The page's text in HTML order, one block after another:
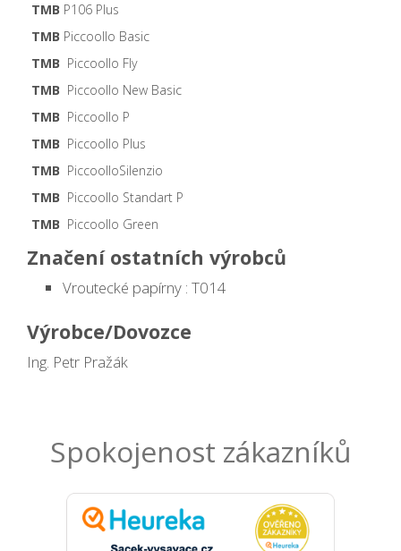
TMB P106 Plus
TMB Piccoollo Basic
TMB Piccoollo Fly
TMB Piccoollo New Basic
TMB Piccoollo P
TMB Piccoollo Plus
TMB PiccoolloSilenzio
TMB Piccoollo Standart P
TMB Piccoollo Green
Značení ostatních výrobců
Vroutecké papírny : T014
Výrobce/Dovozce
Ing. Petr Pražák
Spokojenost zákazníků